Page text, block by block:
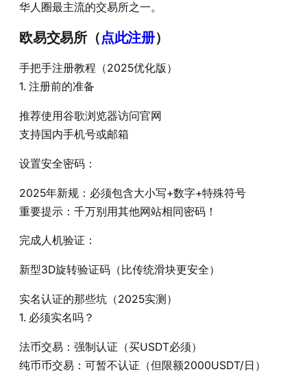
华人圈最主流的交易所之一。
欧易交易所（点此注册）
手把手注册教程（2025优化版）
1. 注册前的准备
推荐使用谷歌浏览器访问官网
支持国内手机号或邮箱
设置安全密码：
2025年新规：必须包含大小写+数字+特殊符号
重要提示：千万别用其他网站相同密码！
完成人机验证：
新型3D旋转验证码（比传统滑块更安全）
实名认证的那些坑（2025实测）
1. 必须实名吗？
法币交易：强制认证（买USDT必须）
纯币币交易：可暂不认证（但限额2000USDT/日）